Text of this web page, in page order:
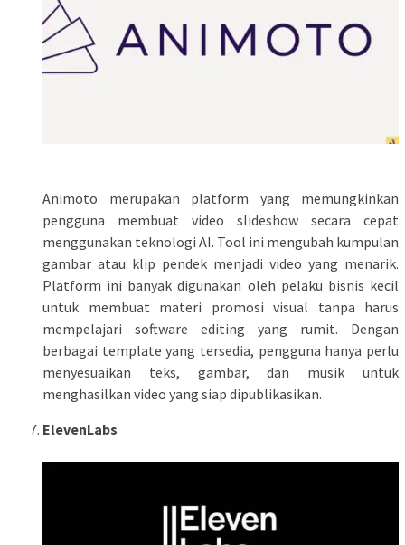
Animoto merupakan platform yang memungkinkan
pengguna membuat video slideshow secara cepat
menggunakan teknologi AI. Tool ini mengubah kumpulan
gambar atau klip pendek menjadi video yang menarik.
Platform ini banyak digunakan oleh pelaku bisnis kecil
untuk membuat materi promosi visual tanpa harus
mempelajari software editing yang rumit. Dengan
berbagai template yang tersedia, pengguna hanya perlu
menyesuaikan teks, gambar, dan musik untuk
menghasilkan video yang siap dipublikasikan.
ElevenLabs